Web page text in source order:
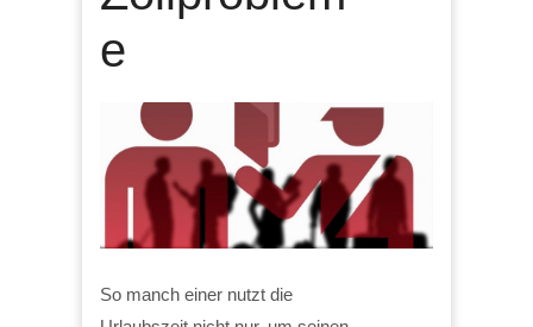
e
So manch einer nutzt die